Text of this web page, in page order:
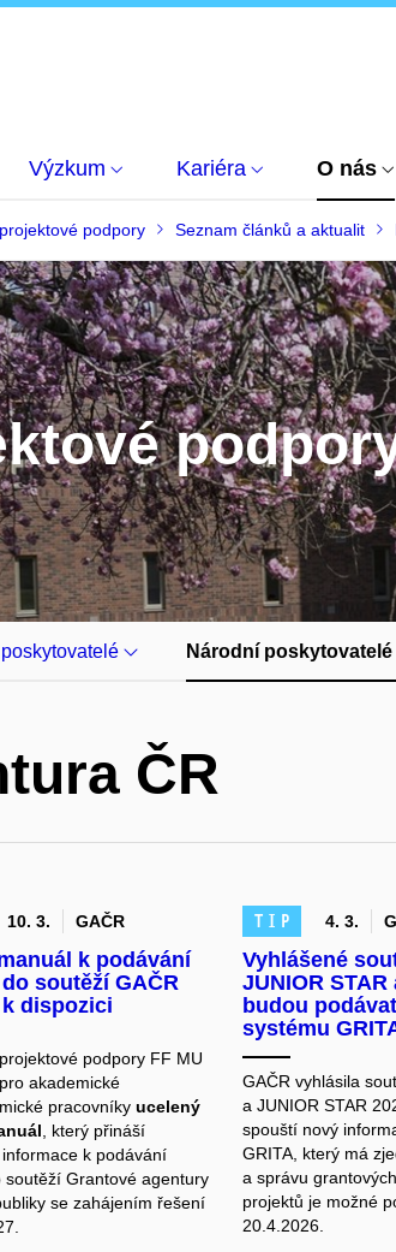
Výzkum Kariéra O nás
podpory Seznam článků a aktualit
poskytovatelé Národní poskytovatelé
ČR
10. 3. GAČR
k podávání
soutěží GAČR
k dispozici
podpory FF MU
akademické
pracovníkyucelený
, který přináší
k podávání
soutěží Grantové agentury
se zahájením řešení
TIP 4. 3.
Vyhlášené
JUNIOR STAR
budou
systému
GAČR vyhlásila
a JUNIOR STAR
spouští nový
GRITA, který má
a správu
projektů je možné
20.4.2026.